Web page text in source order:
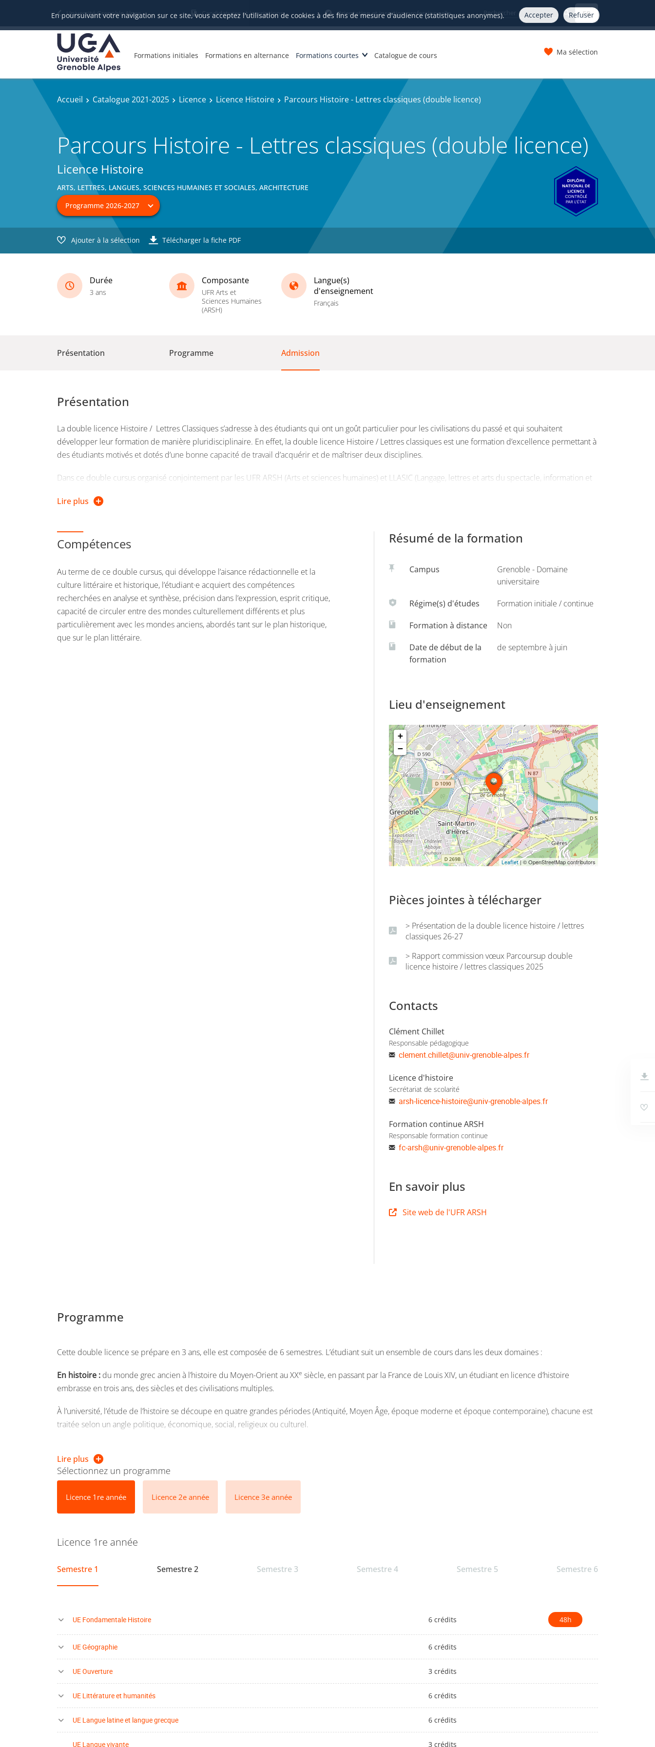
En poursuivant votre navigation sur ce site, vous acceptez l'utilisation de cookies à des fins de mesure d'audience (statistiques anonymes). Accepter Refuser
Université Grenoble Alpes Candidatures et inscriptions Orientation et insertion professionnelle FR
Formations initiales Formations en alternance Formations courtes Catalogue de cours Ma sélection
Accueil Catalogue 2021-2025 Licence Licence Histoire Parcours Histoire - Lettres classiques (double licence)
Parcours Histoire - Lettres classiques (double licence)
Licence Histoire
ARTS, LETTRES, LANGUES, SCIENCES HUMAINES ET SOCIALES, ARCHITECTURE
Ajouter à la sélection Télécharger la fiche PDF
Durée
3 ans
Composante
UFR Arts et
Sciences Humaines
(ARSH)
Langue(s)
d'enseignement
Français
Présentation Programme Admission
Présentation
La double licence Histoire / Lettres Classiques s’adresse à des étudiants qui ont un goût particulier pour les civilisations du passé et qui souhaitent
développer leur formation de manière pluridisciplinaire. En effet, la double licence Histoire / Lettres classiques est une formation d’excellence permettant à
des étudiants motivés et dotés d’une bonne capacité de travail d’acquérir et de maîtriser deux disciplines.
Dans ce double cursus organisé conjointement par les UFR ARSH (Arts et sciences humaines) et LLASIC (Langage, lettres et arts du spectacle, information et
l’issue des 3 années validées.
Lire plus
Compétences
Au terme de ce double cursus, qui développe l’aisance rédactionnelle et la
culture littéraire et historique, l’étudiant·e acquiert des compétences
recherchées en analyse et synthèse, précision dans l’expression, esprit critique,
capacité de circuler entre des mondes culturellement différents et plus
particulièrement avec les mondes anciens, abordés tant sur le plan historique,
que sur le plan littéraire.
Résumé de la formation
Campus
Grenoble - Domaine
universitaire
Régime(s) d'études Formation initiale / continue
Formation à distance Non
Date de début de la
formation
de septembre à juin
Lieu d'enseignement
+
−
Leaflet| © OpenStreetMap contributors
Pièces jointes à télécharger
> Présentation de la double licence histoire / lettres
classiques 26-27
> Rapport commission vœux Parcoursup double
licence histoire / lettres classiques 2025
Contacts
Clément Chillet
Responsable pédagogique
clement.chillet@univ-grenoble-alpes.fr
Licence d'histoire
Secrétariat de scolarité
arsh-licence-histoire@univ-grenoble-alpes.fr
Formation continue ARSH
Responsable formation continue
fc-arsh@univ-grenoble-alpes.fr
En savoir plus
Site web de l'UFR ARSH
Programme
Cette double licence se prépare en 3 ans, elle est composée de 6 semestres. L’étudiant suit un ensemble de cours dans les deux domaines :
En histoire : du monde grec ancien à l’histoire du Moyen-Orient au XXe siècle, en passant par la France de Louis XIV, un étudiant en licence d’histoire
embrasse en trois ans, des siècles et des civilisations multiples.
À l’université, l’étude de l’histoire se découpe en quatre grandes périodes (Antiquité, Moyen Âge, époque moderne et époque contemporaine), chacune est
traitée selon un angle politique, économique, social, religieux ou culturel.
Cette formation pluridisciplinaire apporte une solide connaissance des fondements de notre culture ainsi que des méthodes pour l’analyse des textes, le
commentaire littéraire et la traduction.
Lire plus
Sélectionnez un programme
Licence 1re année Licence 2e année Licence 3e année
Licence 1re année
Semestre 1 Semestre 2 Semestre 3 Semestre 4 Semestre 5 Semestre 6
UE Fondamentale Histoire 6 crédits 48h
UE Géographie 6 crédits
UE Ouverture 3 crédits
UE Littérature et humanités 6 crédits
UE Langue latine et langue grecque 6 crédits
UE Langue vivante 3 crédits